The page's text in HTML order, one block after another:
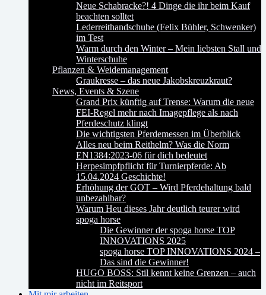
Neue Schabracke?! 4 Dinge die ihr beim Kauf
beachten solltet
Lederreithandschuhe (Felix Bühler, Schwenker)
im Test
Warm durch den Winter – Mein liebsten Stall und
Winterschuhe
Pflanzen & Weidemanagement
Graukresse – das neue Jakobskreuzkraut?
News, Events & Szene
Grand Prix künftig auf Trense: Warum die neue
FEI-Regel mehr nach Imagepflege als nach
Pferdeschutz klingt
Die wichtigsten Pferdemessen im Überblick
Alles neu beim Reithelm? Was die Norm
EN1384:2023-06 für dich bedeutet
Herpesimpfpflicht für Turnierpferde: Ab
15.04.2024 Geschichte!
Erhöhung der GOT – Wird Pferdehaltung bald
unbezahlbar?
Warum Heu dieses Jahr deutlich teurer wird
spoga horse
Die Gewinner der spoga horse TOP
INNOVATIONS 2025
spoga horse TOP INNOVATIONS 2024 –
Das sind die Gewinner!
HUGO BOSS: Stil kennt keine Grenzen – auch
nicht im Reitsport